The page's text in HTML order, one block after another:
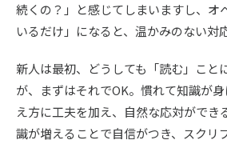
続くの？」と感じてしまいますし、オ
いるだけ」になると、温かみのない対
新人は最初、どうしても「読む」こと
が、まずはそれでOK。慣れて知識が
え方に工夫を加え、自然な応対ができ
識が増えることで自信がつき、スクリ